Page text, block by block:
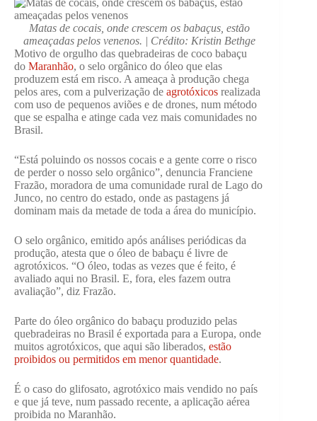
Matas de cocais, onde crescem os babaçus, estão
ameaçadas pelos venenos. | Crédito: Kristin Bethge
Motivo de orgulho das quebradeiras de coco babaçu
do Maranhão, o selo orgânico do óleo que elas
produzem está em risco. A ameaça à produção chega
pelos ares, com a pulverização de agrotóxicos realizada
com uso de pequenos aviões e de drones, num método
que se espalha e atinge cada vez mais comunidades no
Brasil.
“Está poluindo os nossos cocais e a gente corre o risco
de perder o nosso selo orgânico”, denuncia Franciene
Frazão, moradora de uma comunidade rural de Lago do
Junco, no centro do estado, onde as pastagens já
dominam mais da metade de toda a área do município.
O selo orgânico, emitido após análises periódicas da
produção, atesta que o óleo de babaçu é livre de
agrotóxicos. “O óleo, todas as vezes que é feito, é
avaliado aqui no Brasil. E, fora, eles fazem outra
avaliação”, diz Frazão.
Parte do óleo orgânico do babaçu produzido pelas
quebradeiras no Brasil é exportada para a Europa, onde
muitos agrotóxicos, que aqui são liberados, estão
proibidos ou permitidos em menor quantidade.
É o caso do glifosato, agrotóxico mais vendido no país
e que já teve, num passado recente, a aplicação aérea
proibida no Maranhão.